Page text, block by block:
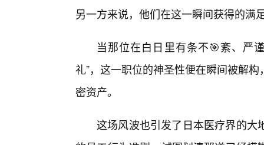
另一方来说，他们在这一瞬间获得的满
当那位在白日里有条不🎯紊、严
礼”，这一职位的神圣性便在瞬间被解
密资产。
这场风波也引发了日本医疗界的大